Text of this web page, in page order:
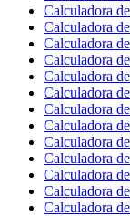
Calculadora
Calculadora
Calculadora
Calculadora
Calculadora
Calculadora
Calculadora
Calculadora
Calculadora
Calculadora
Calculadora
Calculadora
Calculadora